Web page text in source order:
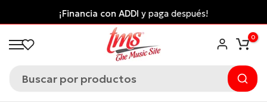
al
contenido
¡Financia con ADDI y paga después!
0